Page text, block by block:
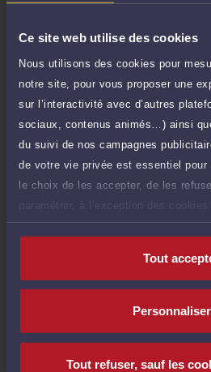
Ce site web utilise des cookies
Nous utilisons des cookies pour
notre site, pour vous proposer une
sur l’interactivité avec d’autres
sociaux, contenus animés…) ainsi
du suivi de nos campagnes
de votre vie privée est essentiel
le choix de les accepter, de les
paramétrer, à l’exception des
nécessaires au fonctionnement du
Tout
Personnaliser
Tout refuser, sauf les
Consultation écrite
Etude de votre dossier +
d'ajout d'une pièce jointe
Droit pénal